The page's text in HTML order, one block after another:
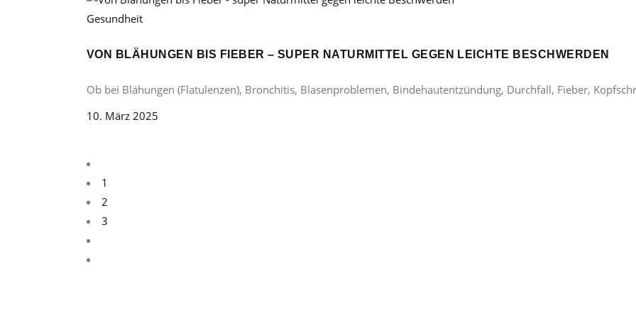
Gesundheit
VON BLÄHUNGEN BIS FIEBER – SUPER NATURMITTEL GEGEN LEICHTE BESCHWERDEN
Ob bei Blähungen (Flatulenzen), Bronchitis, Blasenproblemen, Bindehautentzündung, Durchfall, Fieber,
10. März 2025
1
2
3